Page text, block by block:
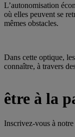
L’autonomisation
où elles peuvent se
mêmes obstacles.
Dans cette optique,
connaître, à travers
être à la
Inscrivez-vous à